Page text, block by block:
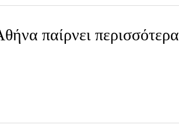
παίρνει περισσότερα